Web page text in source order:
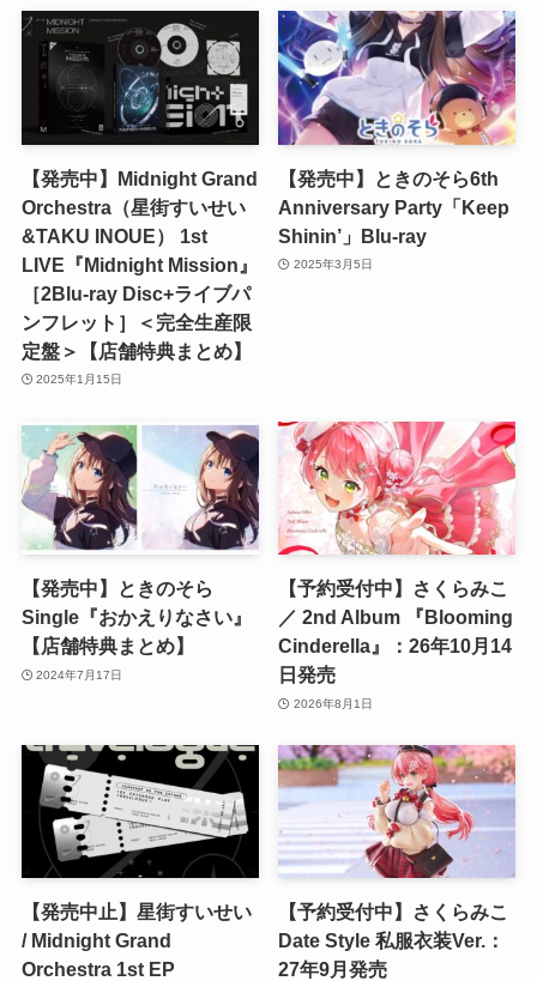
【発売中】Midnight Grand
Orchestra（星街すいせい
&TAKU INOUE） 1st
LIVE『Midnight Mission』
［2Blu-ray Disc+ライブパ
ンフレット］＜完全生産限
定盤＞【店舗特典まとめ】
2025年1月15日
【発売中】ときのそら6th
Anniversary Party「Keep
Shinin’」Blu-ray
2025年3月5日
【発売中】ときのそら
Single『おかえりなさい』
【店舗特典まとめ】
2024年7月17日
【予約受付中】さくらみこ
／ 2nd Album 『Blooming
Cinderella』：26年10月14
日発売
2026年8月1日
【発売中止】星街すいせい
/ Midnight Grand
Orchestra 1st EP
【予約受付中】さくらみこ
Date Style 私服衣装Ver.：
27年9月発売